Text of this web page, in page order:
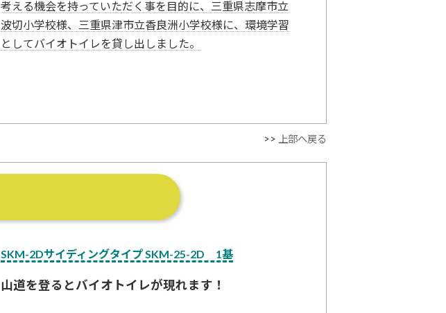
考える機会を持っていただく事を目的に、三重県志摩市立
波切小学校様、三重県津市立香良洲小学校様に、環境学習
としてバイオトイレを貸し出しました。
>> 上部へ戻る
SKM-2Dサイディングタイプ SKM-25-2D 1基
山道を登るとバイオトイレが現れます！